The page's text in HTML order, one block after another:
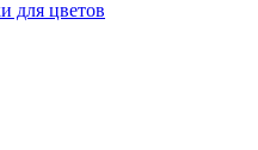
для цветов